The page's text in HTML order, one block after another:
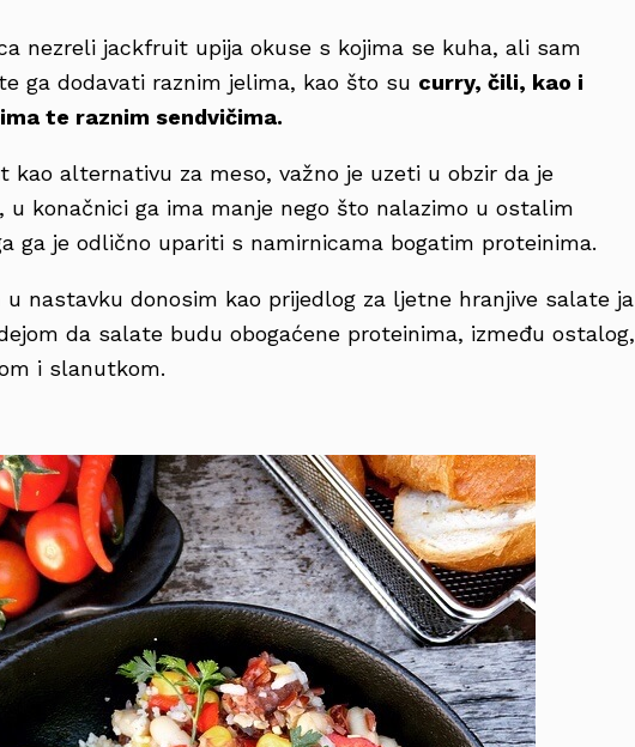
nezreli jackfruit upija okuse s kojima se kuha, ali sam
ga dodavati raznim jelima, kao što su curry, čili, kao i
te raznim sendvičima.
alternativu za meso, važno je uzeti u obzir da je
konačnici ga ima manje nego što nalazimo u ostalim
ga je odlično upariti s namirnicama bogatim proteinima.
nastavku donosim kao prijedlog za ljetne hranjive salate ja
da salate budu obogaćene proteinima, između ostalog,
i slanutkom.